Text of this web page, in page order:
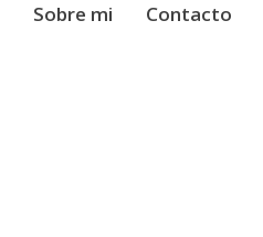
Sobre mi Contacto